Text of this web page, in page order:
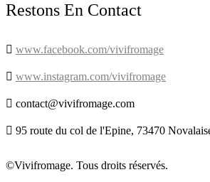
Restons En Contact
 www.facebook.com/vivifromage
 www.instagram.com/vivifromage
 contact@vivifromage.com
 95 route du col de l'Epine, 73470
©Vivifromage. Tous droits réservés.